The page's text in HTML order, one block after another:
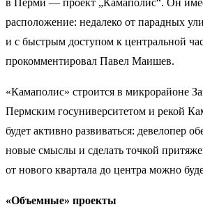
расположение: недалеко от парадных
и с быстрым доступом к центральной
прокомментировал Павел Маишев.
«Камаполис» строится в микрорайоне
Пермским госуниверситетом и рекой
будет активно развиваться: девелопер
новые смыслы и сделать точкой
от нового квартала до центра можно
«Объемные» проекты